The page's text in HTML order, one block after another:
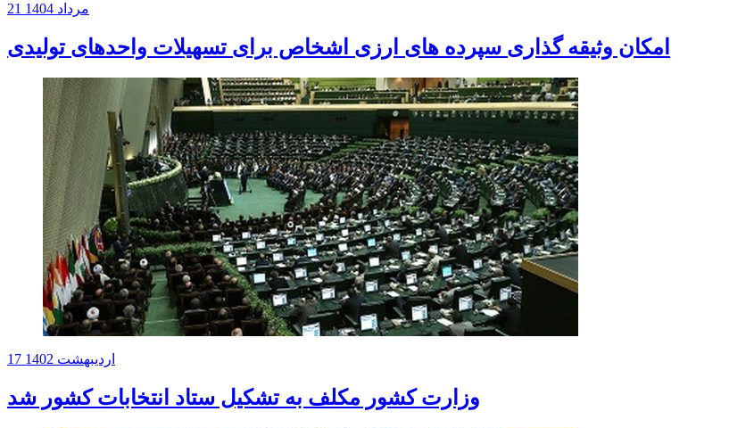
21 مرداد 1404
امکان وثیقه گذاری سپرده های ارزی اشخاص برای تسهیلات واحدهای تولیدی
17 اردیبهشت 1402
وزارت کشور مکلف به تشکیل ستاد انتخابات کشور شد